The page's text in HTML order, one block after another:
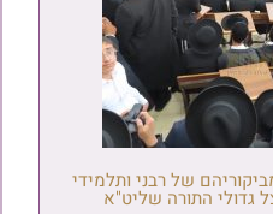
של רבני ותלמידי
גדולי התורה שליט"א